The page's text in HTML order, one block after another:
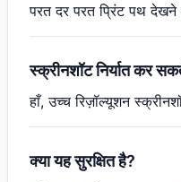
परत दर परत प्रिंट पथ देखने
स्क्रीनशॉट निर्यात कर
हाँ, उच्च रिज़ॉल्यूशन
क्या यह सुरक्षित है?